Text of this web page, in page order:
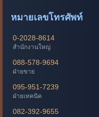
หมายเลขโทรศัพท์
0-2028-8614
สำนักงานใหญ่
088-578-9694
ฝ่ายขาย
095-951-7239
ฝ่ายเทคนิค
082-392-9655